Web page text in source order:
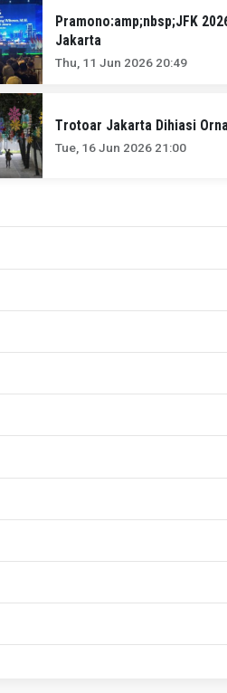
Pramono:amp;nbsp;JFK
Jakarta
Thu, 11 Jun 2026 20:49
Trotoar Jakarta Dihiasi
Tue, 16 Jun 2026 21:00